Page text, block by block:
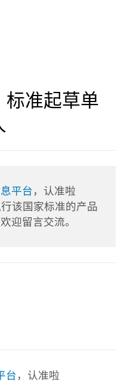
标准起草单
平台 ，认准啦
该国家标准的产品
迎留言交流。
台 ，认准啦